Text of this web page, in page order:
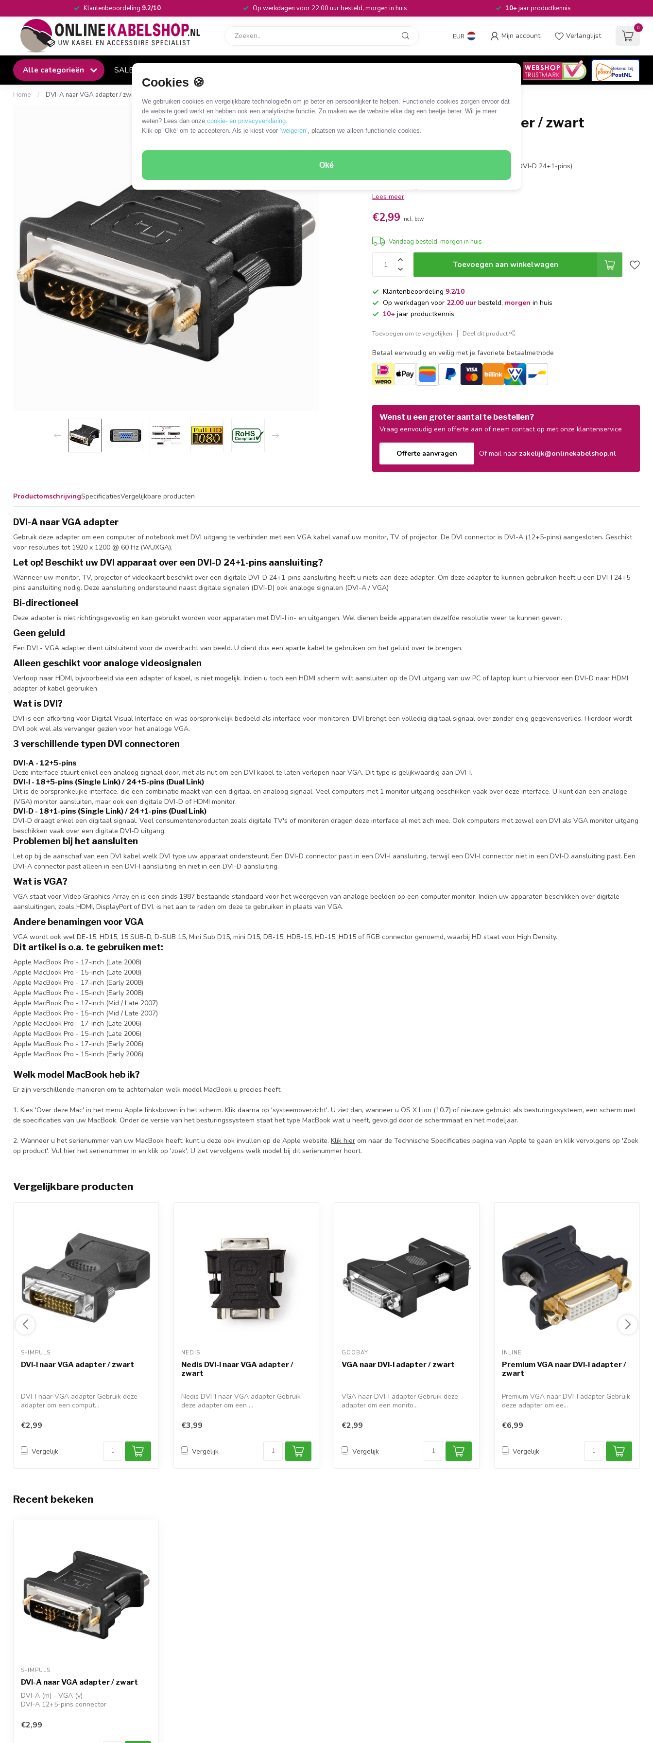
Cookies 🍪
We gebruiken cookies en vergelijkbare technologieën om je beter en persoonlijker te helpen. Functionele cookies zorgen ervoor dat
de website goed werkt en hebben ook een analytische functie. Zo maken we de website elke dag een beetje beter. Wil je meer
weten? Lees dan onze cookie- en privacyverklaring.
Klik op ‘Oké’ om te accepteren. Als je kiest voor ‘weigeren’, plaatsen we alleen functionele cookies.
Oké
Klantenbeoordeling 9.2/10 Op werkdagen voor 22.00 uur besteld, morgen in huis 10+jaar productkennis
EUR Mijn account Verlanglijst
0
Alle categorieën SALE
Home / DVI-A naar VGA adapter / zwart
OKS-10727
DVI-A naar VGA adapter / zwart
past op DVI-I 24+5-pins aansluitingen (niet op DVI-D 24+1-pins)
Lees meer.
€2,99 Incl. btw
Vandaag besteld, morgen in huis
Toevoegen aan winkelwagen
Klantenbeoordeling 9.2/10
Op werkdagen voor 22.00 uur besteld, morgen in huis
10+ jaar productkennis
Toevoegen om te vergelijken Deel dit product
Betaal eenvoudig en veilig met je favoriete betaalmethode
Wenst u een groter aantal te bestellen?
Vraag eenvoudig een offerte aan of neem contact op met onze klantenservice
Offerte aanvragen Of mail naarzakelijk@onlinekabelshop.nl
ProductomschrijvingSpecificatiesVergelijkbare producten
DVI-A naar VGA adapter
Gebruik deze adapter om een computer of notebook met DVI uitgang te verbinden met een VGA kabel vanaf uw monitor, TV of projector. De DVI connector is DVI-A (12+5-pins) aangesloten. Geschikt
voor resoluties tot 1920 x 1200 @ 60 Hz (WUXGA).
Let op! Beschikt uw DVI apparaat over een DVI-D 24+1-pins aansluiting?
Wanneer uw monitor, TV, projector of videokaart beschikt over een digitale DVI-D 24+1-pins aansluiting heeft u niets aan deze adapter. Om deze adapter te kunnen gebruiken heeft u een DVI-I 24+5-
pins aansluiting nodig. Deze aansluiting ondersteund naast digitale signalen (DVI-D) ook analoge signalen (DVI-A / VGA)
Bi-directioneel
Deze adapter is niet richtingsgevoelig en kan gebruikt worden voor apparaten met DVI-I in- en uitgangen. Wel dienen beide apparaten dezelfde resolutie weer te kunnen geven.
Geen geluid
Een DVI - VGA adapter dient uitsluitend voor de overdracht van beeld. U dient dus een aparte kabel te gebruiken om het geluid over te brengen.
Alleen geschikt voor analoge videosignalen
Verloop naar HDMI, bijvoorbeeld via een adapter of kabel, is niet mogelijk. Indien u toch een HDMI scherm wilt aansluiten op de DVI uitgang van uw PC of laptop kunt u hiervoor een DVI-D naar HDMI
adapter of kabel gebruiken.
Wat is DVI?
DVI is een afkorting voor Digital Visual Interface en was oorspronkelijk bedoeld als interface voor monitoren. DVI brengt een volledig digitaal signaal over zonder enig gegevensverlies. Hierdoor wordt
DVI ook wel als vervanger gezien voor het analoge VGA.
3 verschillende typen DVI connectoren
DVI-A - 12+5-pins
Deze interface stuurt enkel een analoog signaal door, met als nut om een DVI kabel te laten verlopen naar VGA. Dit type is gelijkwaardig aan DVI-I.
DVI-I - 18+5-pins (Single Link) / 24+5-pins (Dual Link)
Dit is de oorspronkelijke interface, die een combinatie maakt van een digitaal en analoog signaal. Veel computers met 1 monitor uitgang beschikken vaak over deze interface. U kunt dan een analoge
(VGA) monitor aansluiten, maar ook een digitale DVI-D of HDMI monitor.
DVI-D - 18+1-pins (Single Link) / 24+1-pins (Dual Link)
DVI-D draagt enkel een digitaal signaal. Veel consumentenproducten zoals digitale TV's of monitoren dragen deze interface al met zich mee. Ook computers met zowel een DVI als VGA monitor uitgang
beschikken vaak over een digitale DVI-D uitgang.
Problemen bij het aansluiten
Let op bij de aanschaf van een DVI kabel welk DVI type uw apparaat ondersteunt. Een DVI-D connector past in een DVI-I aansluiting, terwijl een DVI-I connector niet in een DVI-D aansluiting past. Een
DVI-A connector past alleen in een DVI-I aansluiting en niet in een DVI-D aansluiting.
Wat is VGA?
VGA staat voor Video Graphics Array en is een sinds 1987 bestaande standaard voor het weergeven van analoge beelden op een computer monitor. Indien uw apparaten beschikken over digitale
aansluitingen, zoals HDMI, DisplayPort of DVI, is het aan te raden om deze te gebruiken in plaats van VGA.
Andere benamingen voor VGA
VGA wordt ook wel DE-15, HD15, 15 SUB-D, D-SUB 15, Mini Sub D15, mini D15, DB-15, HDB-15, HD-15, HD15 of RGB connector genoemd, waarbij HD staat voor High Density.
Dit artikel is o.a. te gebruiken met:
Apple MacBook Pro - 17-inch (Late 2008)
Apple MacBook Pro - 15-inch (Late 2008)
Apple MacBook Pro - 17-inch (Early 2008)
Apple MacBook Pro - 15-inch (Early 2008)
Apple MacBook Pro - 17-inch (Mid / Late 2007)
Apple MacBook Pro - 15-inch (Mid / Late 2007)
Apple MacBook Pro - 17-inch (Late 2006)
Apple MacBook Pro - 15-inch (Late 2006)
Apple MacBook Pro - 17-inch (Early 2006)
Apple MacBook Pro - 15-inch (Early 2006)
Welk model MacBook heb ik?
Er zijn verschillende manieren om te achterhalen welk model MacBook u precies heeft.
1. Kies 'Over deze Mac' in het menu Apple linksboven in het scherm. Klik daarna op 'systeemoverzicht'. U ziet dan, wanneer u OS X Lion (10.7) of nieuwe gebruikt als besturingssysteem, een scherm met
de specificaties van uw MacBook. Onder de versie van het besturingssysteem staat het type MacBook wat u heeft, gevolgd door de schermmaat en het modeljaar.
2. Wanneer u het serienummer van uw MacBook heeft, kunt u deze ook invullen op de Apple website. Klik hier om naar de Technische Specificaties pagina van Apple te gaan en klik vervolgens op 'Zoek
op product'. Vul hier het serienummer in en klik op 'zoek'. U ziet vervolgens welk model bij dit serienummer hoort.
Vergelijkbare producten
S-IMPULS
DVI-I naar VGA adapter / zwart
DVI-I naar VGA adapter Gebruik deze
adapter om een comput...
€2,99
Vergelijk
NEDIS
Nedis DVI-I naar VGA adapter /
zwart
Nedis DVI-I naar VGA adapter Gebruik
deze adapter om een ...
€3,99
Vergelijk
GOOBAY
VGA naar DVI-I adapter / zwart
VGA naar DVI-I adapter Gebruik deze
adapter om een monito...
€2,99
Vergelijk
INLINE
Premium VGA naar DVI-I adapter /
zwart
Premium VGA naar DVI-I adapter Gebruik
deze adapter om ee...
€6,99
Vergelijk
Recent bekeken
S-IMPULS
DVI-A naar VGA adapter / zwart
DVI-A (m) - VGA (v)
DVI-A 12+5-pins connector
€2,99